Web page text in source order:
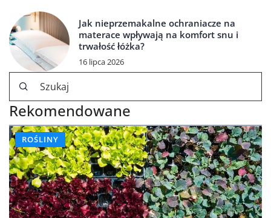
Jak nieprzemakalne ochraniacze na
materace wpływają na komfort snu i
trwałość łóżka?
16 lipca 2026
Rekomendowane
ROŚLINY